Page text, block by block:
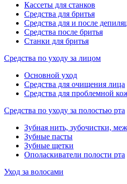
Кассеты для станков
Средства для бритья
Средства для и после
Средства после бритья
Станки для бритья
Средства по уходу за лицом
Основной уход
Средства для очищения лица
Средства для проблемной
Средства по уходу за полостью рта
Зубная нить, зубочистки,
Зубные пасты
Зубные щетки
Ополаскиватели полости рта
Уход за волосами